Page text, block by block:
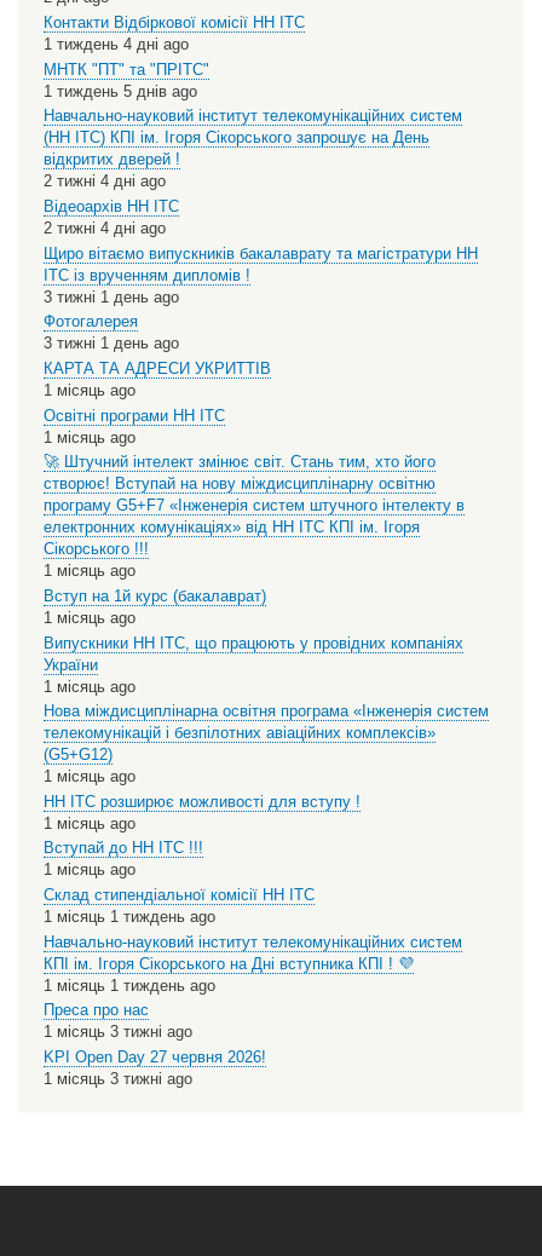
Контакти Відбіркової комісії НН ІТС
1 тиждень 4 дні ago
МНТК "ПТ" та "ПРІТС"
1 тиждень 5 днів ago
Навчально-науковий інститут телекомунікаційних систем
(НН ІТС) КПІ ім. Ігоря Сікорського запрошує на День
відкритих дверей !
2 тижні 4 дні ago
Відеоархів НН ІТС
2 тижні 4 дні ago
Щиро вітаємо випускників бакалаврату та магістратури НН
ІТС із врученням дипломів !
3 тижні 1 день ago
Фотогалерея
3 тижні 1 день ago
КАРТА ТА АДРЕСИ УКРИТТІВ
1 місяць ago
Освітні програми НН ІТС
1 місяць ago
🚀 Штучний інтелект змінює світ. Стань тим, хто його
створює! Вступай на нову міждисциплінарну освітню
програму G5+F7 «Інженерія систем штучного інтелекту в
електронних комунікаціях» від НН ІТС КПІ ім. Ігоря
Сікорського !!!
1 місяць ago
Вступ на 1й курс (бакалаврат)
1 місяць ago
Випускники НН ІТС, що працюють у провідних компаніях
України
1 місяць ago
Нова міждисциплінарна освітня програма «Інженерія систем
телекомунікацій і безпілотних авіаційних комплексів»
(G5+G12)
1 місяць ago
НН ІТС розширює можливості для вступу !
1 місяць ago
Вступай до НН ІТС !!!
1 місяць ago
Склад стипендіальної комісії НН ІТС
1 місяць 1 тиждень ago
Навчально-науковий інститут телекомунікаційних систем
КПІ ім. Ігоря Сікорського на Дні вступника КПІ ! 💜
1 місяць 1 тиждень ago
Преса про нас
1 місяць 3 тижні ago
KPI Open Day 27 червня 2026!
1 місяць 3 тижні ago